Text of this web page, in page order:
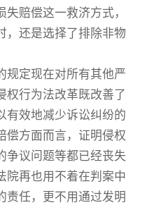
赔偿这一救济方式，
，还是选择了排除非物
定现在对所有其他严
权行为法改革既改善了
有效地减少诉讼纠纷的
偿方面而言，证明侵权
争议问题等都已经丧失
院再也用不着在判案中
责任，更不用通过发明